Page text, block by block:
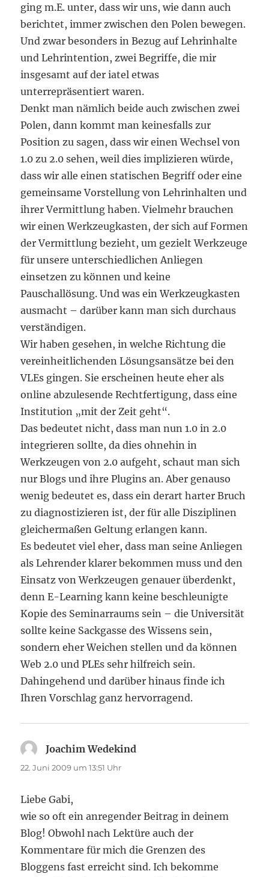
ging m.E. unter, dass wir uns, wie dann auch
berichtet, immer zwischen den Polen bewegen.
Und zwar besonders in Bezug auf Lehrinhalte
und Lehrintention, zwei Begriffe, die mir
insgesamt auf der iatel etwas
unterrepräsentiert waren.
Denkt man nämlich beide auch zwischen zwei
Polen, dann kommt man keinesfalls zur
Position zu sagen, dass wir einen Wechsel von
1.0 zu 2.0 sehen, weil dies implizieren würde,
dass wir alle einen statischen Begriff oder eine
gemeinsame Vorstellung von Lehrinhalten und
ihrer Vermittlung haben. Vielmehr brauchen
wir einen Werkzeugkasten, der sich auf Formen
der Vermittlung bezieht, um gezielt Werkzeuge
für unsere unterschiedlichen Anliegen
einsetzen zu können und keine
Pauschallösung. Und was ein Werkzeugkasten
ausmacht – darüber kann man sich durchaus
verständigen.
Wir haben gesehen, in welche Richtung die
vereinheitlichenden Lösungsansätze bei den
VLEs gingen. Sie erscheinen heute eher als
online abzulesende Rechtfertigung, dass eine
Institution „mit der Zeit geht“.
Das bedeutet nicht, dass man nun 1.0 in 2.0
integrieren sollte, da dies ohnehin in
Werkzeugen von 2.0 aufgeht, schaut man sich
nur Blogs und ihre Plugins an. Aber genauso
wenig bedeutet es, dass ein derart harter Bruch
zu diagnostizieren ist, der für alle Disziplinen
gleichermaßen Geltung erlangen kann.
Es bedeutet viel eher, dass man seine Anliegen
als Lehrender klarer bekommen muss und den
Einsatz von Werkzeugen genauer überdenkt,
denn E-Learning kann keine beschleunigte
Kopie des Seminarraums sein – die Universität
sollte keine Sackgasse des Wissens sein,
sondern eher Weichen stellen und da können
Web 2.0 und PLEs sehr hilfreich sein.
Dahingehend und darüber hinaus finde ich
Ihren Vorschlag ganz hervorragend.
Joachim Wedekind
22. Juni 2009 um 13:51 Uhr
Liebe Gabi,
wie so oft ein anregender Beitrag in deinem
Blog! Obwohl nach Lektüre auch der
Kommentare für mich die Grenzen des
Bloggens fast erreicht sind. Ich bekomme